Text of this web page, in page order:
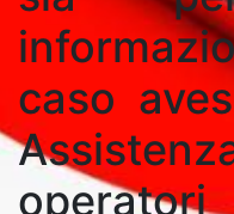
caso
operatori